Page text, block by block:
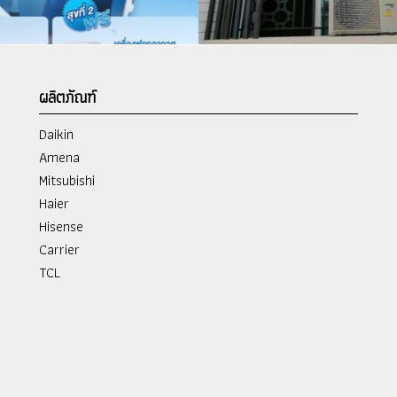
ผลิตภัณฑ์
Daikin
Amena
Mitsubishi
Haier
Hisense
Carrier
TCL